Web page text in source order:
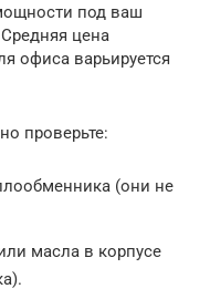
под ваш
цена
офиса варьируется
проверьте:
(они не
масла в корпусе